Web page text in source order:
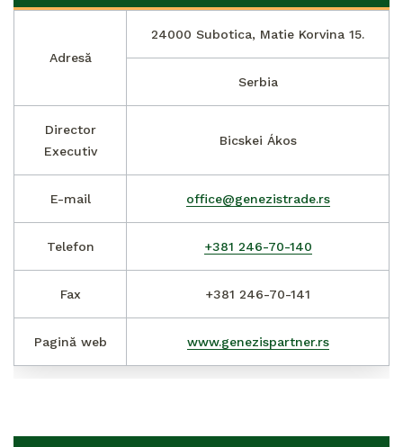
Adresă
24000 Subotica, Matie Korvina 15.
Serbia
Director
Executiv
Bicskei Ákos
E-mail office@genezistrade.rs
Telefon +381 246-70-140
Fax +381 246-70-141
Pagină web www.genezispartner.rs